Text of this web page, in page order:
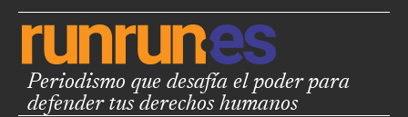
Periodismo que desafía el poder para
defender tus derechos humanos